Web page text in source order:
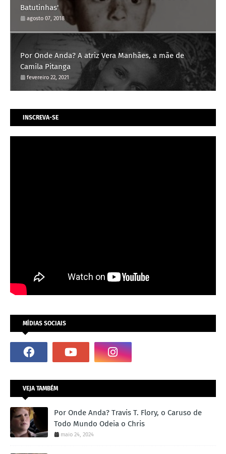
Batutinhas'
agosto 07, 2018
Por Onde Anda? A atriz Vera Manhães, a mãe de
Camila Pitanga
fevereiro 22, 2021
INSCREVA-SE
MÍDIAS SOCIAIS
VEJA TAMBÉM
Por Onde Anda? Travis T. Flory, o Caruso de
Todo Mundo Odeia o Chris
maio 24, 2024